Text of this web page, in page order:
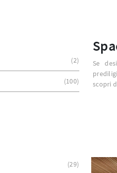
Se
scopri
2
100
29